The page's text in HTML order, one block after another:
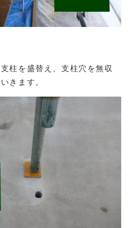
柱を盛替え、支柱穴を無収
きます。